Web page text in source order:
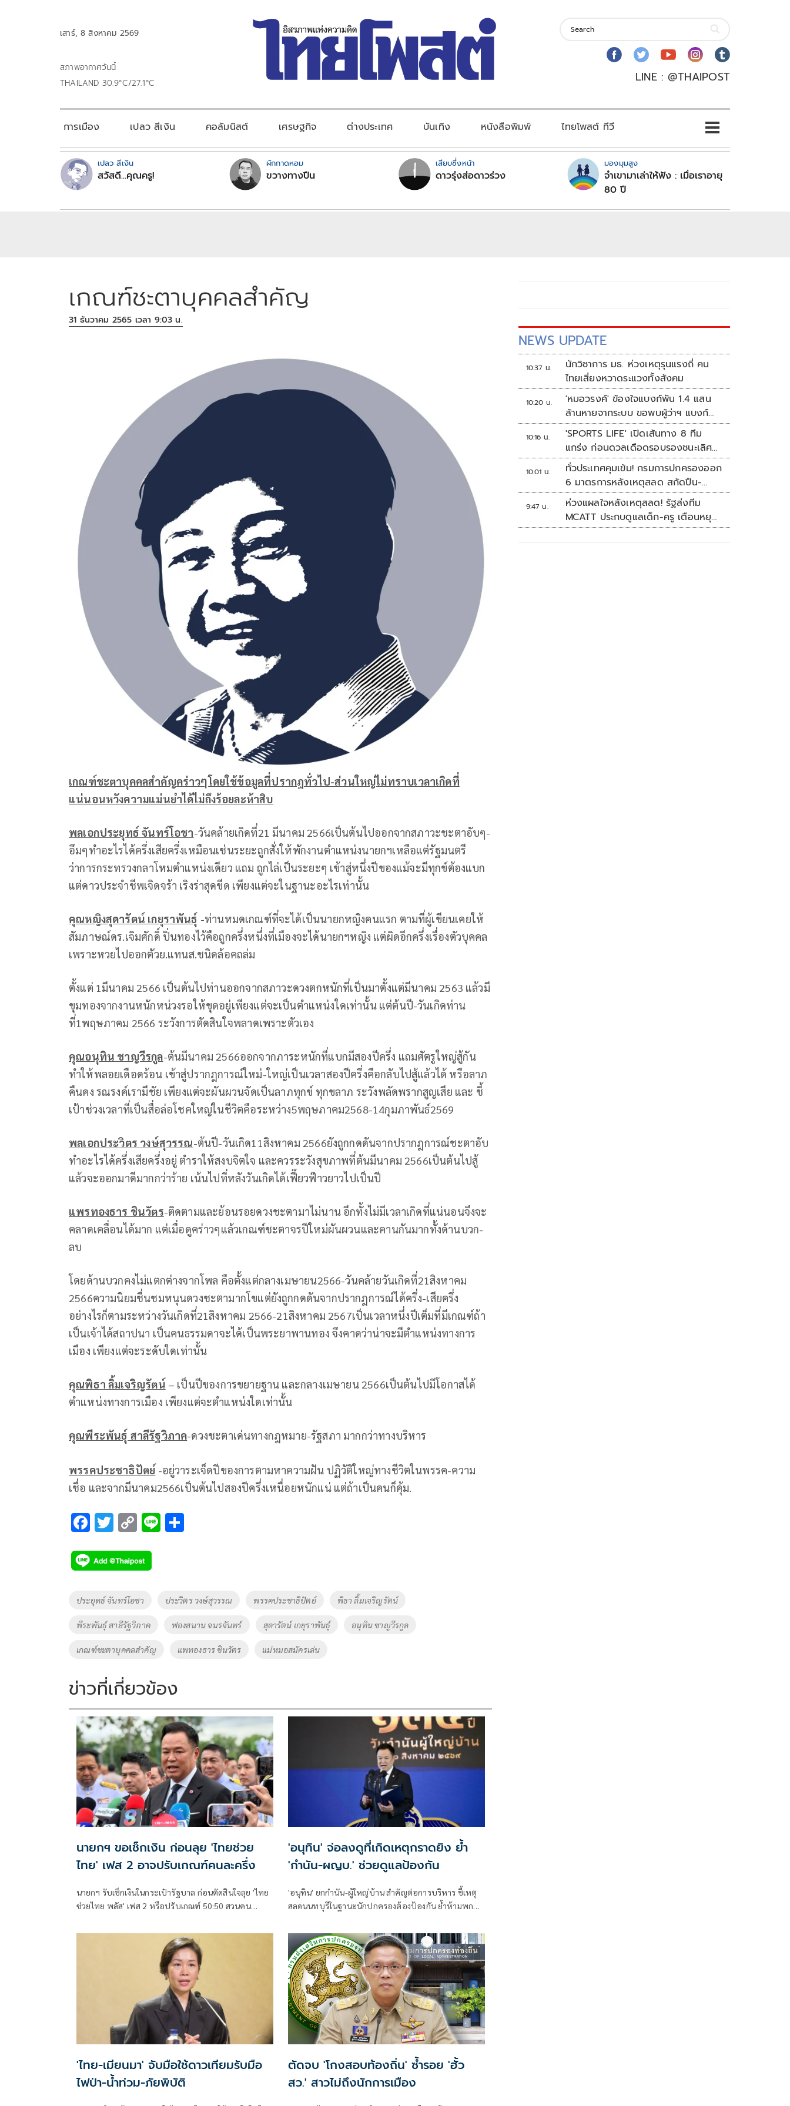
เสาร์, 8 สิงหาคม 2569
สภาพอากาศวันนี้
THAILAND 30.9°C/27.1°C
LINE : @THAIPOST
การเมือง เปลว สีเงิน คอลัมนิสต์ เศรษฐกิจ ต่างประเทศ บันเทิง หนังสือพิมพ์ ไทยโพสต์ ทีวี
เปลว สีเงิน
สวัสดี...คุณครู!
ผักกาดหอม
ขวางทางปืน
เสียบซึ่งหน้า
ดาวรุ่งส่อดาวร่วง
มองมุมสูง
จำเขามาเล่าให้ฟัง : เมื่อเราอายุ
80 ปี
เกณฑ์ชะตาบุคคลสำคัญ
31 ธันวาคม 2565 เวลา 9:03 น.
เกณฑ์ชะตาบุคคลสำคัญคร่าวๆโดยใช้ข้อมูลที่ปรากฎทั่วไป-ส่วนใหญ่ไม่ทราบเวลาเกิดที่
แน่นอนหวังความแม่นยำได้ไม่ถึงร้อยละห้าสิบ
พลเอกประยุทธ์ จันทร์โอชา-วันคล้ายเกิดที่21 มีนาคม 2566เป็นต้นไปออกจากสภาวะชะตาอับๆ-
อึมๆทำอะไรได้ครึ่งเสียครึ่งเหมือนเช่นระยะถูกสั่งให้พักงานตำแหน่งนายกฯเหลือแต่รัฐมนตรี
ว่าการกระทรวงกลาโหมตำแหน่งเดียว แถม ถูกไล่เป็นระยะๆ เข้าสู่หนึ่งปีของแม้จะมีทุกข์ต้องแบก
แต่ดาวประจำชีพเจิดจร้า เริงร่าสุดขีด เพียงแต่จะในฐานะอะไรเท่านั้น
คุณหญิงสุดารัตน์ เกยุราพันธุ์ -ท่านหมดเกณฑ์ที่จะได้เป็นนายกหญิงคนแรก ตามที่ผู้เขียนเคยให้
สัมภาษณ์ดร.เจิมศักดิ์ ปิ่นทองไว้คือถูกครึ่งหนึ่งที่เมืองจะได้นายกฯหญิง แต่ผิดอีกครึ่งเรื่องตัวบุคคล
เพราะหวยไปออกตัวย.แทนส.ชนิดล้อคถล่ม
ตั้งแต่ 1มีนาคม 2566 เป็นต้นไปท่านออกจากสภาวะดวงตกหนักที่เป็นมาตั้งแต่มีนาคม 2563 แล้วมี
ขุมทองจากงานหนักหน่วงรอให้ขุดอยู่เพียงแต่จะเป็นตำแหน่งใดเท่านั้น แต่ต้นปี-วันเกิดท่าน
ที่1พฤษภาคม 2566 ระวังการตัดสินใจพลาดเพราะตัวเอง
คุณอนุทิน ชาญวีรกูล-ต้นมีนาคม 2566ออกจากภาระหนักที่แบกมีสองปีครึ่ง แถมศัตรูใหญ่สู้กัน
ทำให้พลอยเดือดร้อน เข้าสู่ปรากฎการณ์ใหม่-ใหญ่เป็นเวลาสองปีครึ่งคือกลับไปสู้แล้วได้ หรือลาภ
คืนคง รณรงค์เรามีชัย เพียงแต่จะผันผวนจัดเป็นลาภทุกข์ ทุกขลาภ ระวังพลัดพรากสูญเสีย และ ชี้
เป้าช่วงเวลาที่เป็นสื่อล่อโชคใหญ่ในชีวิตคือระหว่าง5พฤษภาคม2568-14กุมภาพันธ์2569
พลเอกประวิตร วงษ์สุวรรณ-ต้นปี-วันเกิด11สิงหาคม 2566ยังถูกกดดันจากปรากฎการณ์ชะตาอับ
ทำอะไรได้ครึ่งเสียครึ่งอยู่ ตำราให้สงบจิตใจ และควรระวังสุขภาพที่ต้นมีนาคม 2566เป็นต้นไปสู้
แล้วจะออกมาดีมากกว่าร้าย เน้นไปที่หลังวันเกิดได้เฟี๊ยวฟ๊าวยาวไปเป็นปี
แพรทองธาร ชินวัตร-ติดตามและย้อนรอยดวงชะตามาไม่นาน อีกทั้งไม่มีเวลาเกิดที่แน่นอนจึงจะ
คลาดเคลื่อนได้มาก แต่เมื่อดูคร่าวๆแล้วเกณฑ์ชะตาจรปีใหม่ผันผวนและคานกันมากทั้งด้านบวก-
ลบ
โดยด้านบวกคงไม่แตกต่างจากโพล คือตั้งแต่กลางเมษายน2566-วันคล้ายวันเกิดที่21สิงหาคม
2566ความนิยมชื่นชมหนุนดวงชะตามากโขแต่ยังถูกกดดันจากปรากฎการณ์ได้ครึ่ง-เสียครึ่ง
อย่างไรก็ตามระหว่างวันเกิดที่21สิงหาคม 2566-21สิงหาคม 2567เป็นเวลาหนึ่งปีเต็มที่มีเกณฑ์ถ้า
เป็นเจ้าได้สถาปนา เป็นคนธรรมดาจะได้เป็นพระยาพานทอง จึงคาดว่าน่าจะมีตำแหน่งทางการ
เมือง เพียงแต่จะระดับใดเท่านั้น
คุณพิธา ลิ้มเจริญรัตน์ – เป็นปีของการขยายฐาน และกลางเมษายน 2566เป็นต้นไปมีโอกาสได้
ตำแหน่งทางการเมือง เพียงแต่จะตำแหน่งใดเท่านั้น
คุณพีระพันธุ์ สาลีรัฐวิภาค-ดวงชะตาเด่นทางกฎหมาย-รัฐสภา มากกว่าทางบริหาร
พรรคประชาธิปัตย์ -อยู่วาระเจ็ดปีของการตามหาความฝัน ปฏิวัติใหญ่ทางชีวิตในพรรค-ความ
เชื่อ และจากมีนาคม2566เป็นต้นไปสองปีครึ่งเหนื่อยหนักแน่ แต่ถ้าเป็นคนก็คุ้ม.
F
e
b
o
o
k
T
tt
er
C
p
y
Li
k
Li
Tags
ประยุทธ์ จันทร์โอชา ประวิตร วงษ์สุวรรณ พรรคประชาธิปัตย์ พิธา ลิ้มเจริญรัตน์
พีระพันธุ์ สาลีรัฐวิภาค ฟองสนาน จมรจันทร์ สุดารัตน์ เกยุราพันธุ์ อนุทิน ชาญวีรกูล
เกณฑ์ชะตาบุคคลสำคัญ แพทองธาร ชินวัตร แม่หมอสมัครเล่น
ข่าวที่เกี่ยวข้อง
นายกฯ ขอเช็กเงิน ก่อนลุย 'ไทยช่วย
ไทย' เฟส 2 อาจปรับเกณฑ์คนละครึ่ง
นายกฯ รับเช็กเงินในกระเป๋ารัฐบาล ก่อนตัดสินใจลุย 'ไทย
ช่วยไทย พลัส' เฟส 2 หรือปรับเกณฑ์ 50:50 สวนคน
ยันสถานะคลังยังแข็งแรง
'อนุทิน' จ่อลงดูที่เกิดเหตุกราดยิง ย้ำ
'กำนัน-ผญบ.' ช่วยดูแลป้องกัน
'อนุทิน' ยกกำนัน-ผู้ใหญ่บ้าน สำคัญต่อการบริหาร ชี้เหตุ
สลดนนทบุรีในฐานะนักปกครองต้องป้องกัน ย้ำห้ามพกปืน
เตรียมรุดลงดูที่เกิดเหตุ
'ไทย-เมียนมา' จับมือใช้ดาวเทียมรับมือ
ไฟป่า-น้ำท่วม-ภัยพิบัติ
ตัดจบ 'โกงสอบท้องถิ่น' ซ้ำรอย 'ฮั้ว
สว.' สาวไม่ถึงนักการเมือง
NEWS UPDATE
10:37 น.
นักวิชาการ มธ. ห่วงเหตุรุนแรงถี่ คน
ไทยเสี่ยงหวาดระแวงทั้งสังคม
10:20 น.
'หมอวรงค์' ข้องใจแบงก์พัน 1.4 แสน
ล้านหายจากระบบ ขอพบผู้ว่าฯ แบงก์
ชาติ
10:16 น.
'SPORTS LIFE' เปิดเส้นทาง 8 ทีม
แกร่ง ก่อนดวลเดือดรอบรองชนะเลิศ
ศึก 'วอลเลย์บอลนักเรียน แชมป์
กีฬา 7HD 2026'
10:01 น.
ทั่วประเทศคุมเข้ม! กรมการปกครองออก
6 มาตรการหลังเหตุสลด สกัดปืน-
ป้องกันเลียนแบบ
9:47 น.
ห่วงแผลใจหลังเหตุสลด! รัฐส่งทีม
MCATT ประกบดูแลเด็ก-ครู เตือนหยุด
แชร์ภาพรุนแรง